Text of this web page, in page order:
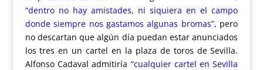
“dentro no hay amistades, ni siquiera en el campo
donde siempre nos gastamos algunas bromas”, pero
no descartan que algún día puedan estar anunciados
los tres en un cartel en la plaza de toros de Sevilla.
Alfonso Cadaval admitiría “cualquier cartel en Sevilla